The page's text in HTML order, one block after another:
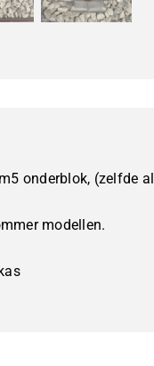
onderblok, (zelfde
modellen.